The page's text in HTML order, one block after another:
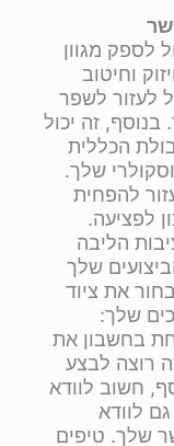
לספק מגוון
וחיטוב
לעזור לשפר
זה יכול
הכללית
שלך.
להפחית
לפציעה.
הליבה
שלך
את ציוד
שלך:
בחשבון את
רוצה לבצע
חשוב לוודא
לוודא
שלך. טיפים